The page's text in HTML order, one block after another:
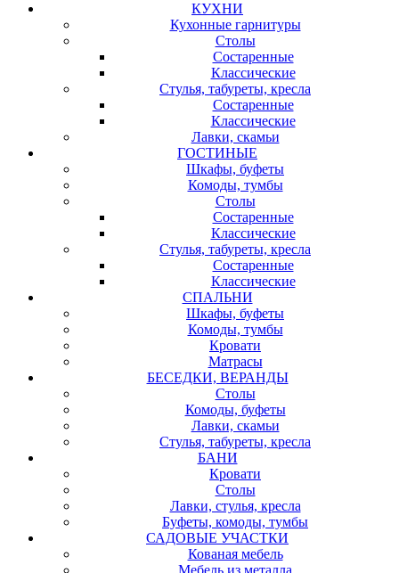
КУХНИ
Кухонные гарнитуры
Столы
Состаренные
Классические
Стулья, табуреты, кресла
Состаренные
Классические
Лавки, скамьи
ГОСТИНЫЕ
Шкафы, буфеты
Комоды, тумбы
Столы
Состаренные
Классические
Стулья, табуреты, кресла
Состаренные
Классические
СПАЛЬНИ
Шкафы, буфеты
Комоды, тумбы
Кровати
Матрасы
БЕСЕДКИ, ВЕРАНДЫ
Столы
Комоды, буфеты
Лавки, скамьи
Стулья, табуреты, кресла
БАНИ
Кровати
Столы
Лавки, стулья, кресла
Буфеты, комоды, тумбы
САДОВЫЕ УЧАСТКИ
Кованая мебель
Мебель из металла